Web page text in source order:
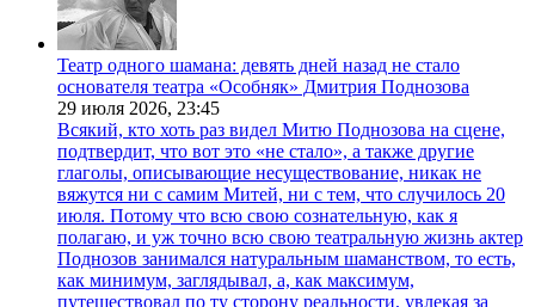
Театр одного шамана: девять дней назад не стало
основателя театра «Особняк» Дмитрия Поднозова
29 июля 2026, 23:45
Всякий, кто хоть раз видел Митю Поднозова на сцене,
подтвердит, что вот это «не стало», а также другие
глаголы, описывающие несуществование, никак не
вяжутся ни с самим Митей, ни с тем, что случилось 20
июля. Потому что всю свою сознательную, как я
полагаю, и уж точно всю свою театральную жизнь актер
Поднозов занимался натуральным шаманством, то есть,
как минимум, заглядывал, а, как максимум,
путешествовал по ту сторону реальности, увлекая за